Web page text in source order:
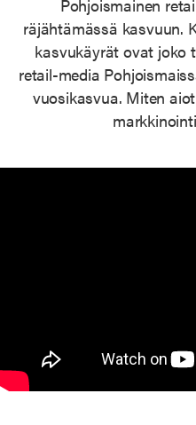
Pohjoismainen
räjähtämässä kasvuun.
kasvukäyrät ovat joko
retail-media
vuosikasvua. Miten